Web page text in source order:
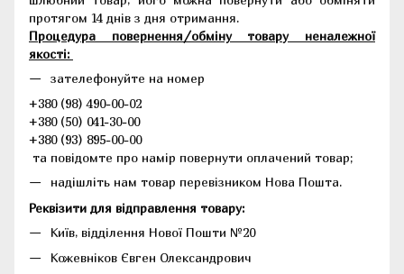
протягом 14 днів з дня отримання.
Процедура повернення/обміну товару неналежної
якості:
зателефонуйте на номер
+380 (98) 490-00-02
+380 (50) 041-30-00
+380 (93) 895-00-00
та повідомте про намір повернути оплачений товар;
надішліть нам товар перевізником Нова Пошта.
Реквізити для відправлення товару:
Київ, відділення Нової Пошти №20
Кожевніков Євген Олександрович